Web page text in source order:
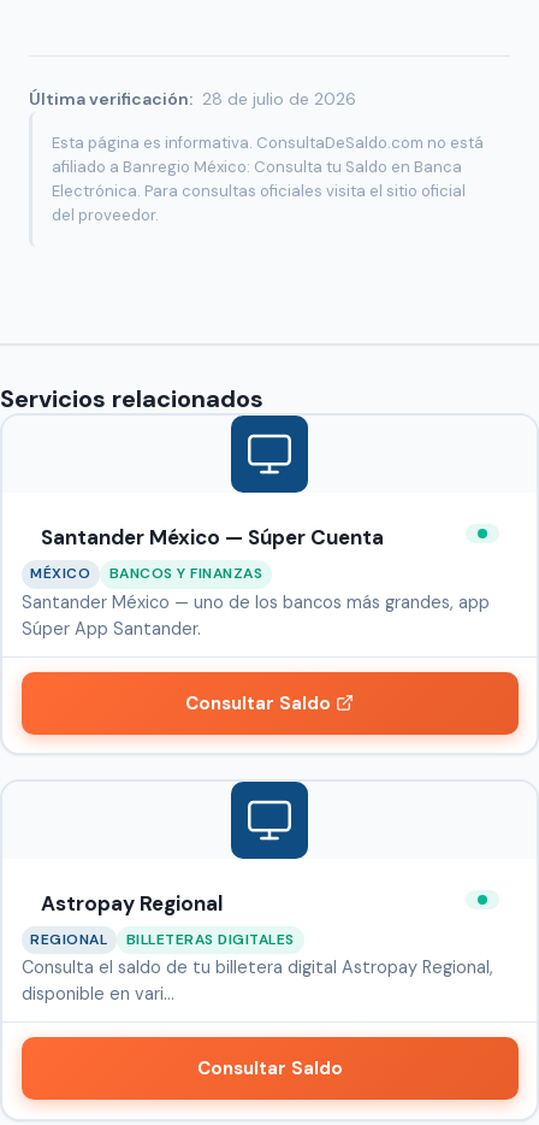
Última verificación: 28 de julio de 2026
Esta página es informativa. ConsultaDeSaldo.com no está
afiliado a Banregio México: Consulta tu Saldo en Banca
Electrónica. Para consultas oficiales visita el sitio oficial
del proveedor.
Servicios relacionados
Santander México — Súper Cuenta
MÉXICO BANCOS Y FINANZAS
Santander México — uno de los bancos más grandes, app
Súper App Santander.
Consultar Saldo
Astropay Regional
REGIONAL BILLETERAS DIGITALES
Consulta el saldo de tu billetera digital Astropay Regional,
disponible en vari…
Consultar Saldo